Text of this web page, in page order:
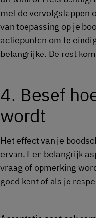
met de vervolgstappen
van toepassing op je
actiepunten om te
belangrijke. De rest
4. Besef
wordt
Het effect van je
ervan. Een belangrijk
vraag of opmerking
goed kent of als je